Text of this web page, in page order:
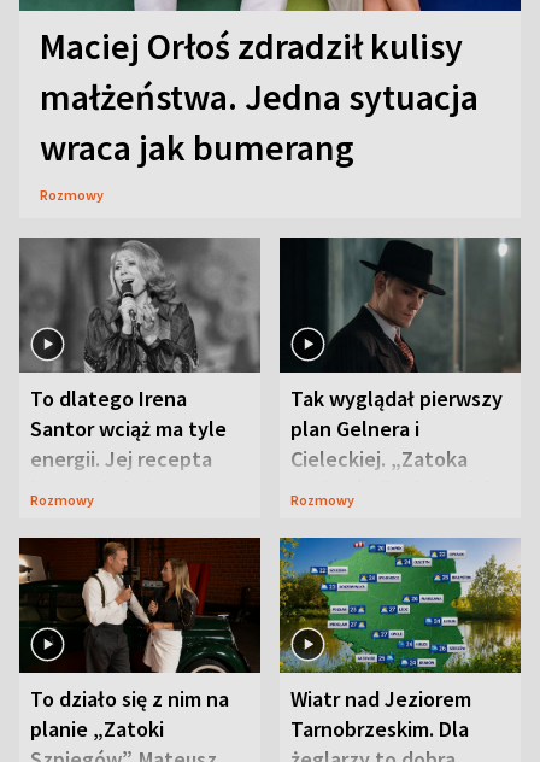
Maciej Orłoś zdradził kulisy
małżeństwa. Jedna sytuacja
wraca jak bumerang
Rozmowy
To dlatego Irena
Santor wciąż ma tyle
energii. Jej recepta
jest zaskakująco
Rozmowy
Tak wyglądał pierwszy
plan Gelnera i
Cieleckiej. „Zatoka
szpiegów” od razu ich
Rozmowy
To działo się z nim na
planie „Zatoki
Wiatr nad Jeziorem
Tarnobrzeskim. Dla